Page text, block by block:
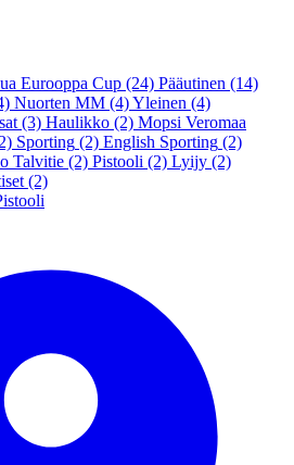
Eurooppa Cup (24) Pääutinen (14)
Nuorten MM (4)Yleinen (4)
(3) Haulikko (2) Mopsi Veromaa
Sporting (2) English Sporting (2)
Talvitie (2) Pistooli (2) Lyijy (2)
(2)